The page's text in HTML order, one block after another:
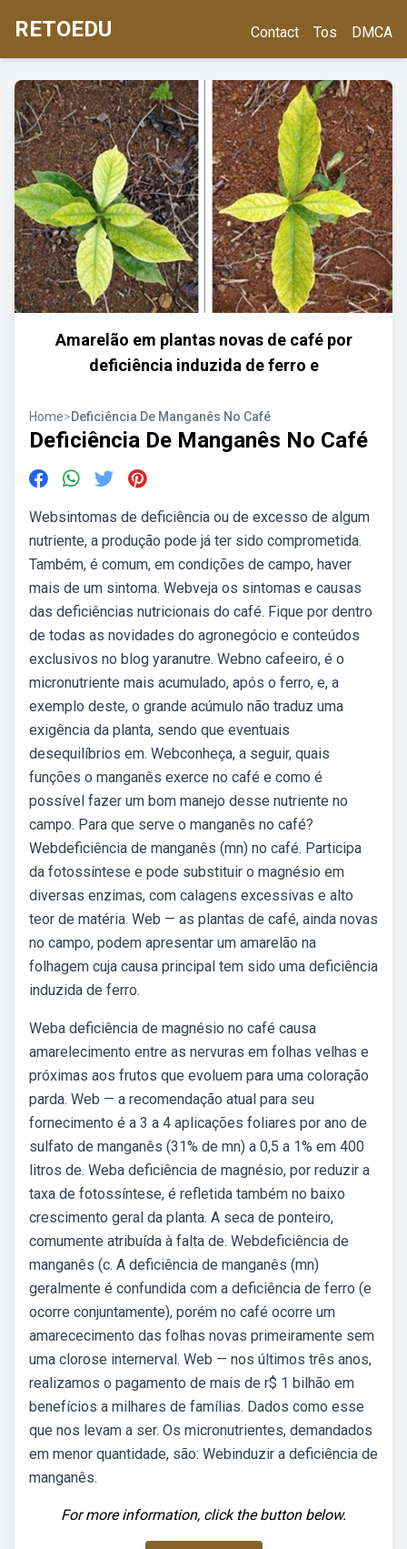
RETOEDU Contact Tos DMCA
Amarelão em plantas novas de café por
deficiência induzida de ferro e
Home>Deficiência De Manganês No Café
Deficiência De Manganês No Café
Websintomas de deficiência ou de excesso de algum
nutriente, a produção pode já ter sido comprometida.
Também, é comum, em condições de campo, haver
mais de um sintoma. Webveja os sintomas e causas
das deficiências nutricionais do café. Fique por dentro
de todas as novidades do agronegócio e conteúdos
exclusivos no blog yaranutre. Webno cafeeiro, é o
micronutriente mais acumulado, após o ferro, e, a
exemplo deste, o grande acúmulo não traduz uma
exigência da planta, sendo que eventuais
desequilíbrios em. Webconheça, a seguir, quais
funções o manganês exerce no café e como é
possível fazer um bom manejo desse nutriente no
campo. Para que serve o manganês no café?
Webdeficiência de manganês (mn) no café. Participa
da fotossíntese e pode substituir o magnésio em
diversas enzimas, com calagens excessivas e alto
teor de matéria. Web — as plantas de café, ainda novas
no campo, podem apresentar um amarelão na
folhagem cuja causa principal tem sido uma deficiência
induzida de ferro.
Weba deficiência de magnésio no café causa
amarelecimento entre as nervuras em folhas velhas e
próximas aos frutos que evoluem para uma coloração
parda. Web — a recomendação atual para seu
fornecimento é a 3 a 4 aplicações foliares por ano de
sulfato de manganês (31% de mn) a 0,5 a 1% em 400
litros de. Weba deficiência de magnésio, por reduzir a
taxa de fotossíntese, é refletida também no baixo
crescimento geral da planta. A seca de ponteiro,
comumente atribuída à falta de. Webdeficiência de
manganês (c. A deficiência de manganês (mn)
geralmente é confundida com a deficiência de ferro (e
ocorre conjuntamente), porém no café ocorre um
amarececimento das folhas novas primeiramente sem
uma clorose internerval. Web — nos últimos três anos,
realizamos o pagamento de mais de r$ 1 bilhão em
benefícios a milhares de famílias. Dados como esse
que nos levam a ser. Os micronutrientes, demandados
em menor quantidade, são: Webinduzir a deficiência de
manganês.
For more information, click the button below.